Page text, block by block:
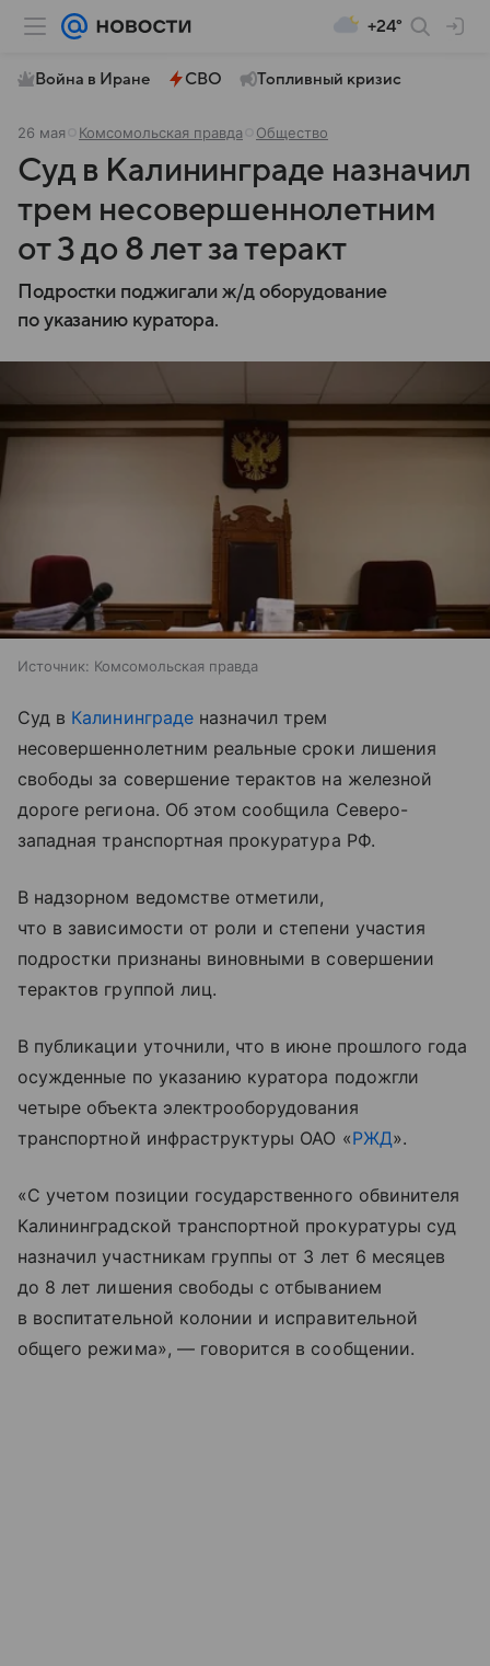
+24°
Война в Иране СВО Топливный кризис
26 мая Комсомольская правда Общество
Суд в Калининграде назначил
трем несовершеннолетним
от 3 до 8 лет за теракт
Подростки поджигали ж/д оборудование
по указанию куратора.
Источник: Комсомольская правда
Суд в Калининграденазначил трем
несовершеннолетним реальные сроки лишения
свободы за совершение терактов на железной
дороге региона. Об этом сообщила Северо-
западная транспортная прокуратура РФ.
В надзорном ведомстве отметили,
что в зависимости от роли и степени участия
подростки признаны виновными в совершении
терактов группой лиц.
В публикации уточнили, что в июне прошлого года
осужденные по указанию куратора подожгли
четыре объекта электрооборудования
транспортной инфраструктуры ОАО «РЖД».
«С учетом позиции государственного обвинителя
Калининградской транспортной прокуратуры суд
назначил участникам группы от 3 лет 6 месяцев
до 8 лет лишения свободы с отбыванием
в воспитательной колонии и исправительной
общего режима», — говорится в сообщении.